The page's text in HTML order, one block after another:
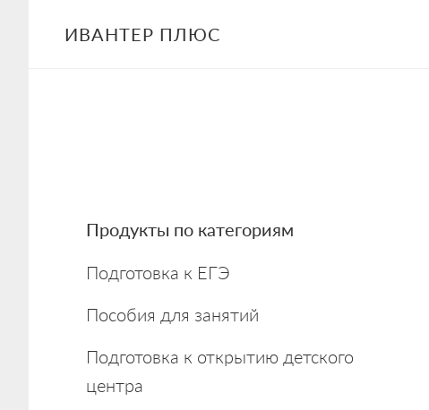
ИВАНТЕР ПЛЮС
Primary
Sidebar
Продукты по категориям
Подготовка к ЕГЭ
Пособия для занятий
Подготовка к открытию детского
центра